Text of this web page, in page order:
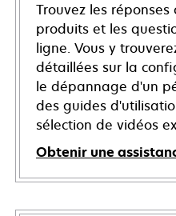
Trouvez les
produits et les
ligne. Vous y
détaillées sur la
le dépannage d'un
des guides
sélection de vidéos
Obtenir une
s’ouvre
dans